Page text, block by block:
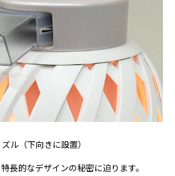
ズル（下向きに設置）
長的なデザインの秘密に迫ります。